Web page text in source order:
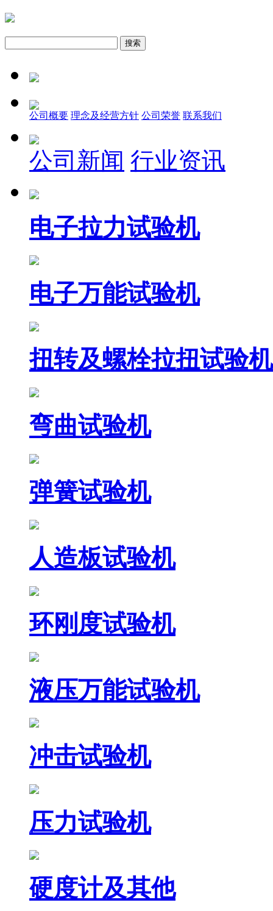
公司概要 理念及经营方针 公司荣誉 联系我们
公司新闻 行业资讯
电子拉力试验机
电子万能试验机
扭转及螺栓拉扭试验机
弯曲试验机
弹簧试验机
人造板试验机
环刚度试验机
液压万能试验机
冲击试验机
压力试验机
硬度计及其他